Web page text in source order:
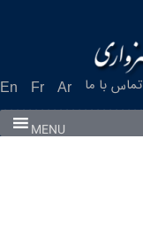
En Fr Ar تماس با ما
MENU